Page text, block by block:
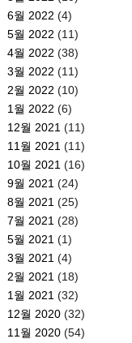
6월 2022 (4)
5월 2022 (11)
4월 2022 (38)
3월 2022 (11)
2월 2022 (10)
1월 2022 (6)
12월 2021 (11)
11월 2021 (11)
10월 2021 (16)
9월 2021 (24)
8월 2021 (25)
7월 2021 (28)
5월 2021 (1)
3월 2021 (4)
2월 2021 (18)
1월 2021 (32)
12월 2020(32)
11월 2020(54)